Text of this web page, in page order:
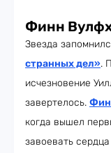
Финн
Звезда
странных дел».
исчезновение
завертелось.
когда вышел
завоевать